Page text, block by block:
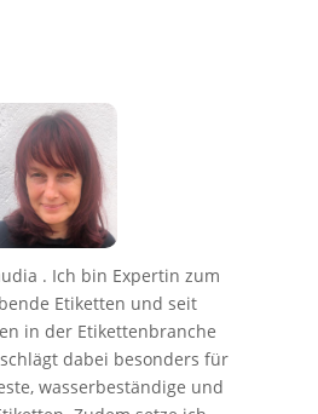
. Ich bin Expertin zum
Etiketten und seit
in der Etikettenbranche
dabei besonders für
wasserbeständige und